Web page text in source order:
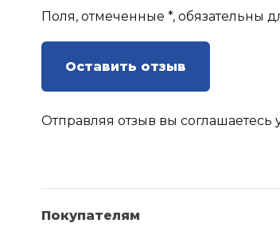
Поля, отмеченные *, обязательны
Оставить отзыв
Отправляя отзыв вы соглашаетесь
Покупателям